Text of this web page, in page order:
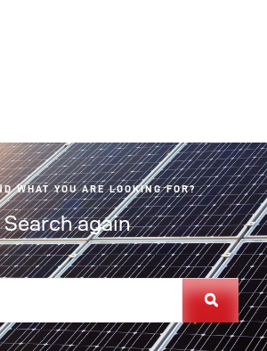
WHAT YOU ARE LOOKING FOR?
Search again